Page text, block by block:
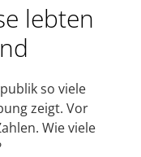
lebten
so viele
zeigt. Vor
Wie viele